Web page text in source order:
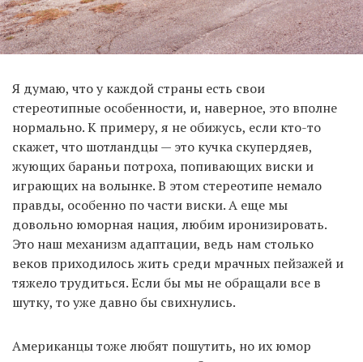
Я думаю, что у каждой страны есть свои
стереотипные особенности, и, наверное, это вполне
нормально. К примеру, я не обижусь, если кто-то
скажет, что шотландцы — это кучка скупердяев,
жующих бараньи потроха, попивающих виски и
играющих на волынке. В этом стереотипе немало
правды, особенно по части виски. А еще мы
довольно юморная нация, любим иронизировать.
Это наш механизм адаптации, ведь нам столько
веков приходилось жить среди мрачных пейзажей и
тяжело трудиться. Если бы мы не обращали все в
шутку, то уже давно бы свихнулись.
Американцы тоже любят пошутить, но их юмор